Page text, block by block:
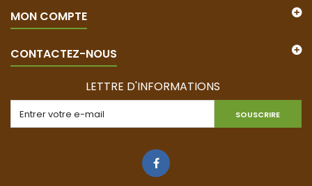
MON COMPTE
CONTACTEZ-NOUS
LETTRE D'INFORMATIONS
SOUSCRIRE